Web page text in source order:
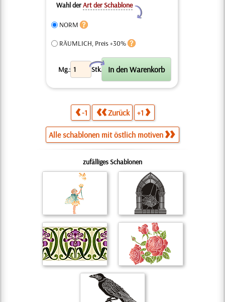
Wahl derArt der Schablone
Y
NORM
RÄUMLICH, Preis +30%
Mg.: Stk.
X
-1 Zurück +1
Alle schablonen mit östlich motiven
zufälliges Schablonen